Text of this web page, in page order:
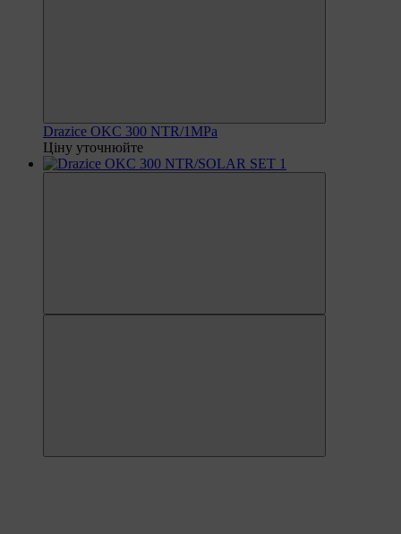
Drazice OKC 300 NTR/1MPa
Ціну уточнюйте